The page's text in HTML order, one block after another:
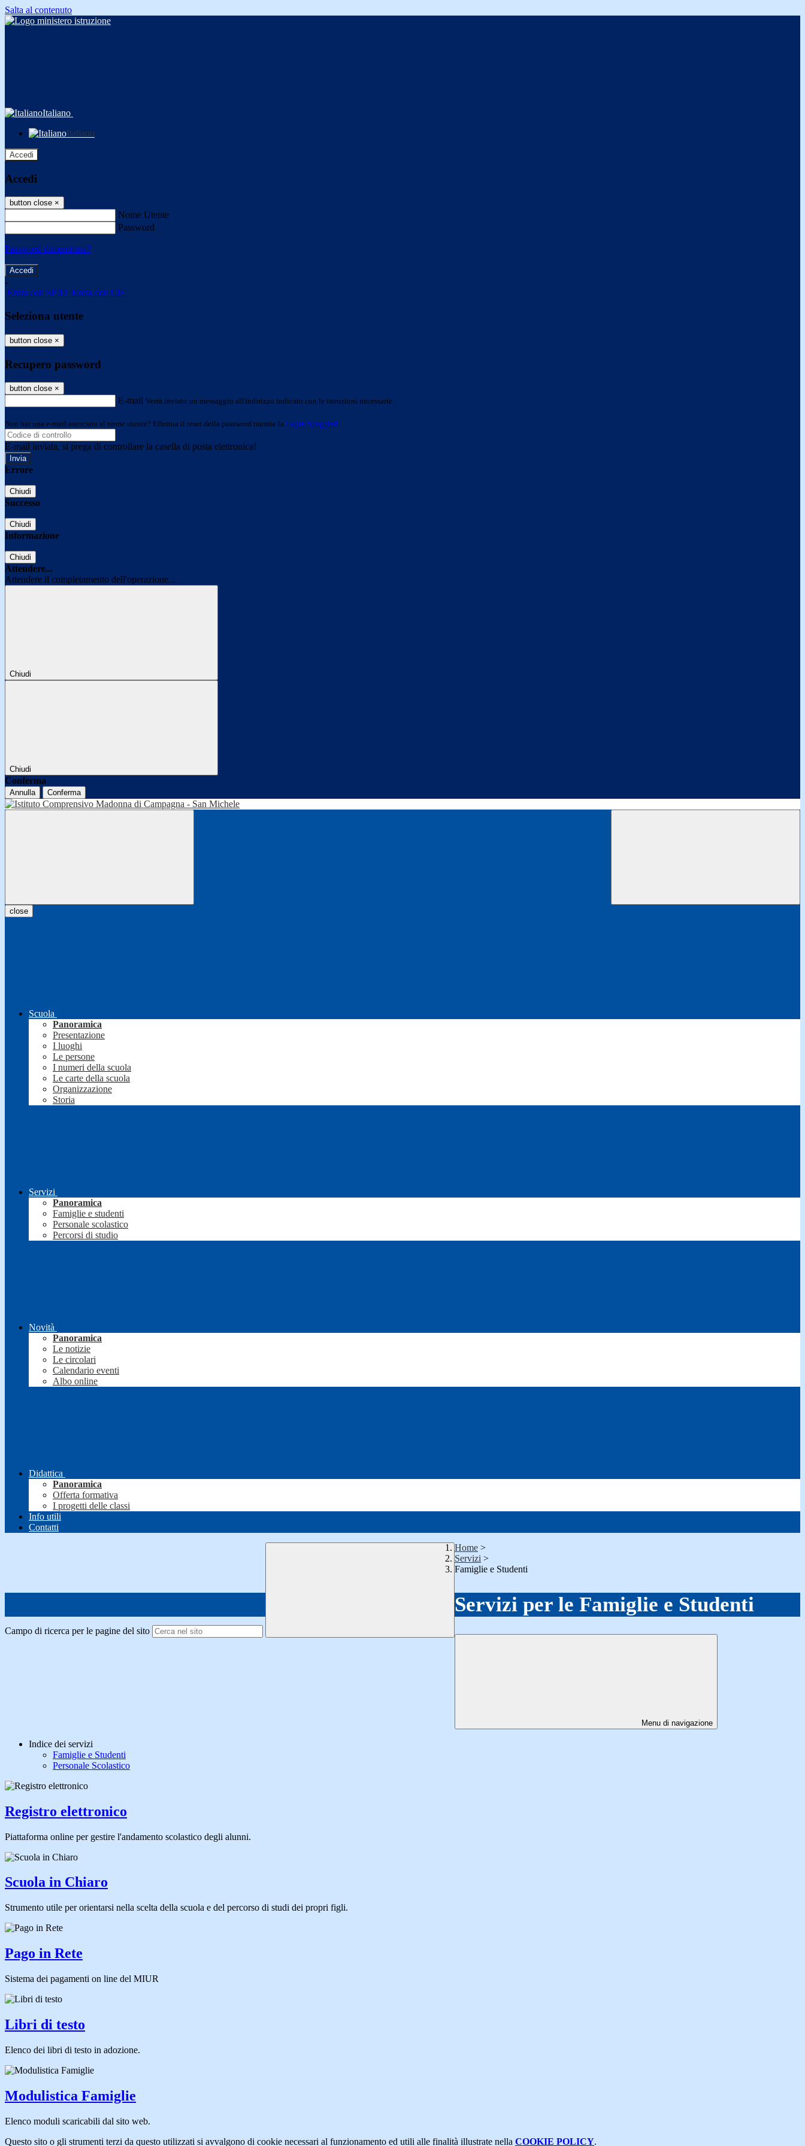
Salta al contenuto
Italiano
Italiano
Accedi
Accedi
button close ×
Nome Utente
Password
Password dimenticata?
-
Entra con SPID Entra con CIE
Seleziona utente
button close ×
Recupero password
button close ×
E-mail Verrà inviato un messaggio all'indirizzo indicato con le istruzioni necessarie.
Non hai una e-mail associata al nome utente? Effettua il reset della password tramite la Login Spaggiari
E-mail inviata, si prega di controllare la casella di posta elettronica!
Errore
Chiudi
Successo
Chiudi
Informazione
Chiudi
Attendere...
Attendere il completamento dell'operazione...
Chiudi
Chiudi
Conferma
Annulla Conferma
close
Scuola
Panoramica
Presentazione
I luoghi
Le persone
I numeri della scuola
Le carte della scuola
Organizzazione
Storia
Servizi
Panoramica
Famiglie e studenti
Personale scolastico
Percorsi di studio
Novità
Panoramica
Le notizie
Le circolari
Calendario eventi
Albo online
Didattica
Panoramica
Offerta formativa
I progetti delle classi
Info utili
Contatti
Campo di ricerca per le pagine del sito
Home >
Servizi >
Famiglie e Studenti
Servizi per le Famiglie e Studenti
Menu di navigazione
Indice dei servizi
Famiglie e Studenti
Personale Scolastico
Registro elettronico
Piattaforma online per gestire l'andamento scolastico degli alunni.
Scuola in Chiaro
Strumento utile per orientarsi nella scelta della scuola e del percorso di studi dei propri figli.
Pago in Rete
Sistema dei pagamenti on line del MIUR
Libri di testo
Elenco dei libri di testo in adozione.
Modulistica Famiglie
Elenco moduli scaricabili dal sito web.
Questo sito o gli strumenti terzi da questo utilizzati si avvalgono di cookie necessari al funzionamento ed utili alle finalità illustrate nella COOKIE POLICY.